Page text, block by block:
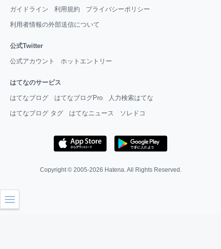
ガイドライン 利用規約 プライバシーポリシー
利用者情報の外部送信について
公式Twitter
公式アカウント ホットエントリー
はてなのサービス
はてなブログ はてなブログPro 人力検索はてな
はてなブログ タグ はてなニュース ソレドコ
Copyright © 2005-2026 Hatena . All Rights Reserved.